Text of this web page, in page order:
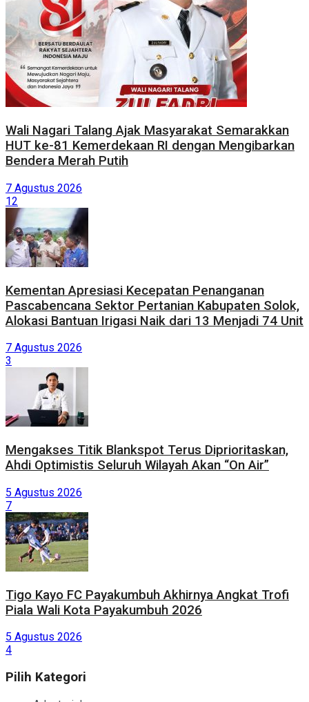
Wali Nagari Talang Ajak Masyarakat Semarakkan
HUT ke-81 Kemerdekaan RI dengan Mengibarkan
Bendera Merah Putih
7 Agustus 2026
12
Kementan Apresiasi Kecepatan Penanganan
Pascabencana Sektor Pertanian Kabupaten Solok,
Alokasi Bantuan Irigasi Naik dari 13 Menjadi 74 Unit
7 Agustus 2026
3
Mengakses Titik Blankspot Terus Diprioritaskan,
Ahdi Optimistis Seluruh Wilayah Akan “On Air”
5 Agustus 2026
7
Tigo Kayo FC Payakumbuh Akhirnya Angkat Trofi
Piala Wali Kota Payakumbuh 2026
5 Agustus 2026
4
Pilih Kategori